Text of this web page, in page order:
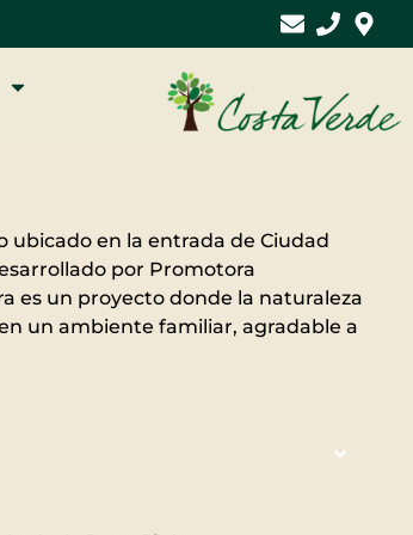
ubicado en la entrada de Ciudad
por Promotora
es un proyecto donde la naturaleza
un ambiente familiar, agradable a